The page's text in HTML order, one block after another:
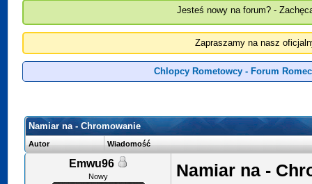
Jesteś nowy na forum? -
Zapraszamy na nasz
Chlopcy Rometowcy - Forum
Namiar na - Chromowanie
Autor Wiadomość
Emwu96
Nowy Namiar na -